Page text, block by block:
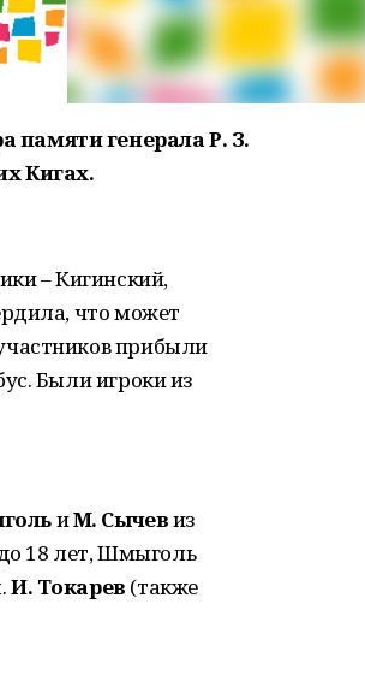
памяти генерала Р. З.
Кигах.
– Кигинский,
что может
прибыли
Были игроки из
иМ. Сычевиз
18 лет, Шмыголь
И. Токарев (также